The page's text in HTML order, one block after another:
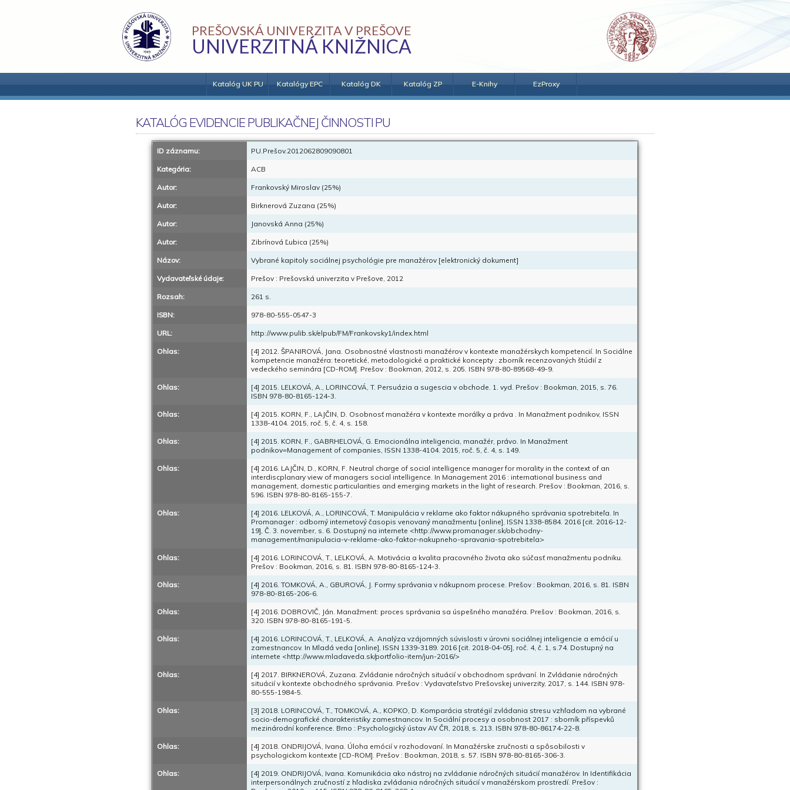
PREŠOVSKÁ UNIVERZITA V PREŠOVE
UNIVERZITNÁ KNIŽNICA
Katalóg UK PU Katalógy EPC Katalóg DK Katalóg ZP E-Knihy EzProxy
KATALÓG EVIDENCIE PUBLIKAČNEJ ČINNOSTI PU
ID záznamu: PU.Prešov.2012062809090801
Kategória: ACB
Autor: Frankovský Miroslav (25%)
Autor: Birknerová Zuzana (25%)
Autor: Janovská Anna (25%)
Autor: Zibrínová Ľubica (25%)
Názov: Vybrané kapitoly sociálnej psychológie pre manažérov [elektronický dokument]
Vydavateľské údaje: Prešov : Prešovská univerzita v Prešove, 2012
Rozsah: 261 s.
ISBN: 978-80-555-0547-3
URL: http://www.pulib.sk/elpub/FM/Frankovsky1/index.html
Ohlas:
[4] 2012. ŠPANIROVÁ, Jana. Osobnostné vlastnosti manažérov v kontexte manažérskych kompetencií. In Sociálne
kompetencie manažéra: teoretické, metodologické a praktické koncepty : zborník recenzovaných štúdií z
vedeckého seminára [CD-ROM]. Prešov : Bookman, 2012, s. 205. ISBN 978-80-89568-49-9.
Ohlas:
[4] 2015. LELKOVÁ, A., LORINCOVÁ, T. Persuázia a sugescia v obchode. 1. vyd. Prešov : Bookman, 2015, s. 76.
ISBN 978-80-8165-124-3.
Ohlas:
[4] 2015. KORN, F., LAJČIN, D. Osobnosť manažéra v kontexte morálky a práva . In Manažment podnikov, ISSN
1338-4104. 2015, roč. 5, č. 4, s. 158.
Ohlas:
[4] 2015. KORN, F., GABRHELOVÁ, G. Emocionálna inteligencia, manažér, právo. In Manažment
podnikov=Management of companies, ISSN 1338-4104. 2015, roč. 5, č. 4, s. 149.
Ohlas:
[4] 2016. LAJČIN, D., KORN, F. Neutral charge of social intelligence manager for morality in the context of an
interdiscplanary view of managers social intelligence. In Management 2016 : international business and
management, domestic particularities and emerging markets in the light of research. Prešov : Bookman, 2016, s.
596. ISBN 978-80-8165-155-7.
Ohlas:
[4] 2016. LELKOVÁ, A., LORINCOVÁ, T. Manipulácia v reklame ako faktor nákupného správania spotrebiteľa. In
Promanager : odborný internetový časopis venovaný manažmentu [online], ISSN 1338-8584. 2016 [cit. 2016-12-
19], Č. 3. november, s. 6. Dostupný na internete <http://www.promanager.sk/obchodny-
management/manipulacia-v-reklame-ako-faktor-nakupneho-spravania-spotrebitela>
Ohlas:
[4] 2016. LORINCOVÁ, T., LELKOVÁ, A. Motivácia a kvalita pracovného života ako súčasť manažmentu podniku.
Prešov : Bookman, 2016, s. 81. ISBN 978-80-8165-124-3.
Ohlas:
[4] 2016. TOMKOVÁ, A., GBUROVÁ, J. Formy správania v nákupnom procese. Prešov : Bookman, 2016, s. 81. ISBN
978-80-8165-206-6.
Ohlas:
[4] 2016. DOBROVIČ, Ján. Manažment: proces správania sa úspešného manažéra. Prešov : Bookman, 2016, s.
320. ISBN 978-80-8165-191-5.
Ohlas:
[4] 2016. LORINCOVÁ, T., LELKOVÁ, A. Analýza vzájomných súvislosti v úrovni sociálnej inteligencie a emócií u
zamestnancov. In Mladá veda [online], ISSN 1339-3189. 2016 [cit. 2018-04-05], roč. 4, č. 1, s.74. Dostupný na
internete <http://www.mladaveda.sk/portfolio-item/jun-2016/>
Ohlas:
[4] 2017. BIRKNEROVÁ, Zuzana. Zvládanie náročných situácií v obchodnom správaní. In Zvládanie náročných
situácií v kontexte obchodného správania. Prešov : Vydavateľstvo Prešovskej univerzity, 2017, s. 144. ISBN 978-
80-555-1984-5.
Ohlas:
[3] 2018. LORINCOVÁ, T., TOMKOVÁ, A., KOPKO, D. Komparácia stratégií zvládania stresu vzhľadom na vybrané
socio-demografické charakteristiky zamestnancov. In Sociální procesy a osobnost 2017 : sborník příspevků
mezinárodní konference. Brno : Psychologický ústav AV ČR, 2018, s. 213. ISBN 978-80-86174-22-8.
Ohlas:
[4] 2018. ONDRIJOVÁ, Ivana. Úloha emócií v rozhodovaní. In Manažérske zručnosti a spôsobilosti v
psychologickom kontexte [CD-ROM]. Prešov : Bookman, 2018, s. 57. ISBN 978-80-8165-306-3.
Ohlas:
[4] 2019. ONDRIJOVÁ, Ivana. Komunikácia ako nástroj na zvládanie náročných situácií manažérov. In Identifikácia
interpersonálnych zručností z hľadiska zvládania náročných situácií v manažérskom prostredí. Prešov :